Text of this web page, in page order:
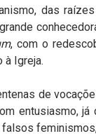
das
, com o
à Igreja.
de
entusiasmo,